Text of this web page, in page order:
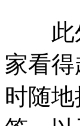
此外
家看
时随